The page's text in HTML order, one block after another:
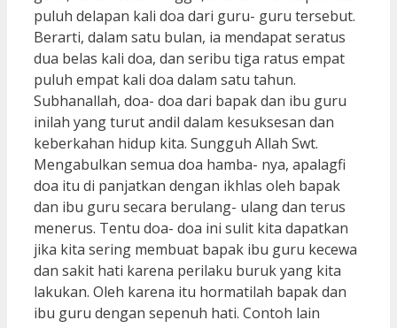
puluh delapan kali doa dari guru- guru tersebut.
Berarti, dalam satu bulan, ia mendapat seratus
dua belas kali doa, dan seribu tiga ratus empat
puluh empat kali doa dalam satu tahun.
Subhanallah, doa- doa dari bapak dan ibu guru
inilah yang turut andil dalam kesuksesan dan
keberkahan hidup kita. Sungguh Allah Swt.
Mengabulkan semua doa hamba- nya, apalagfi
doa itu di panjatkan dengan ikhlas oleh bapak
dan ibu guru secara berulang- ulang dan terus
menerus. Tentu doa- doa ini sulit kita dapatkan
jika kita sering membuat bapak ibu guru kecewa
dan sakit hati karena perilaku buruk yang kita
lakukan. Oleh karena itu hormatilah bapak dan
ibu guru dengan sepenuh hati. Contoh lain